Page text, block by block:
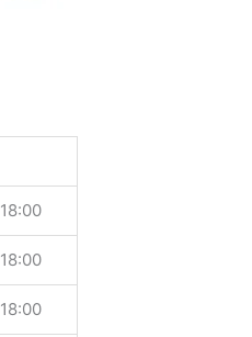
18:00
18:00
18:00